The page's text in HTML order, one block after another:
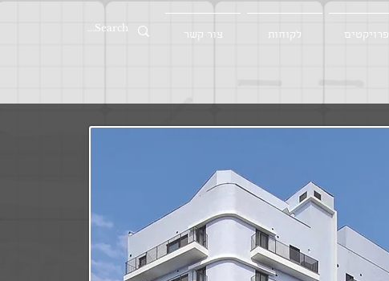
פרויקטים לקוחות צור קשר